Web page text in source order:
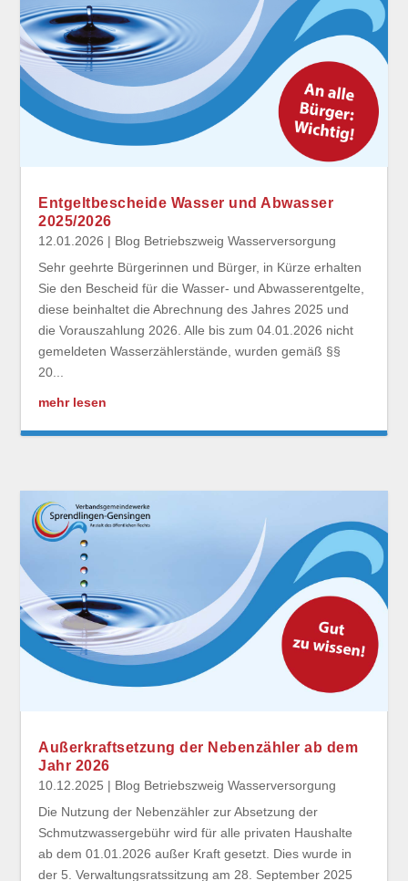
Entgeltbescheide Wasser und Abwasser
2025/2026
12.01.2026 | Blog Betriebszweig Wasserversorgung
Sehr geehrte Bürgerinnen und Bürger, in Kürze erhalten
Sie den Bescheid für die Wasser- und Abwasserentgelte,
diese beinhaltet die Abrechnung des Jahres 2025 und
die Vorauszahlung 2026. Alle bis zum 04.01.2026 nicht
gemeldeten Wasserzählerstände, wurden gemäß §§
20...
mehr lesen
Außerkraftsetzung der Nebenzähler ab dem
Jahr 2026
10.12.2025 | Blog Betriebszweig Wasserversorgung
Die Nutzung der Nebenzähler zur Absetzung der
Schmutzwassergebühr wird für alle privaten Haushalte
ab dem 01.01.2026 außer Kraft gesetzt. Dies wurde in
der 5. Verwaltungsratssitzung am 28. September 2025